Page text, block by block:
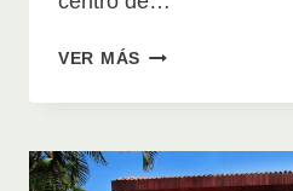
VER MÁS SAMARA
LODGE